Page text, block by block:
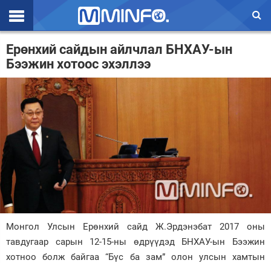
Эхлэл
Цаг агаар
Валют ханш
Улс төр
Эдийн засаг
Үзэл бодол
Спорт
Нийгэм
Дэлхий
Ерөнхий сайдын айлчлал БНХАУ-ын
Бээжин хотоос эхэллээ
Монгол Улсын Ерөнхий сайд Ж.Эрдэнэбат 2017 оны
тавдугаар сарын 12-15-ны өдрүүдэд БНХАУ-ын Бээжин
хотноо болж байгаа “Бүс ба зам” олон улсын хамтын